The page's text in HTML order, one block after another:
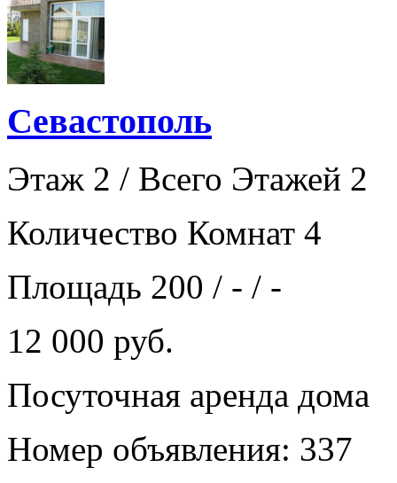
Севастополь
Этаж 2 / Всего Этажей 2
Количество Комнат 4
Площадь 200 / - / -
12 000 руб.
Посуточная аренда дома
Номер объявления: 337